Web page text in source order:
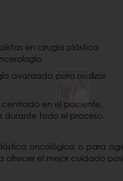
en cirugía plástica
avanzada para realizar
centrado en el paciente,
durante todo el proceso.
oncológica o para
ofrecer el mejor cuidado